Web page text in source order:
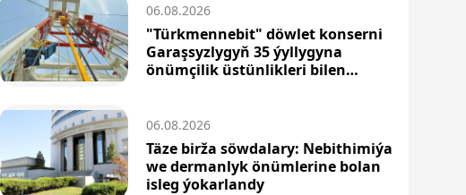
06.08.2026
"Türkmennebit" döwlet konserni
Garaşsyzlygyň 35 ýyllygyna
önümçilik üstünlikleri bilen
06.08.2026
Täze birža söwdalary: Nebithimiýa
we dermanlyk önümlerine bolan
isleg ýokarlandy